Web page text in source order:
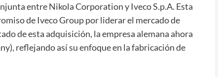
entre Nikola Corporation y Iveco S.p.A. Esta
de Iveco Group por liderar el mercado de
de esta adquisición, la empresa alemana ahora
reflejando así su enfoque en la fabricación de